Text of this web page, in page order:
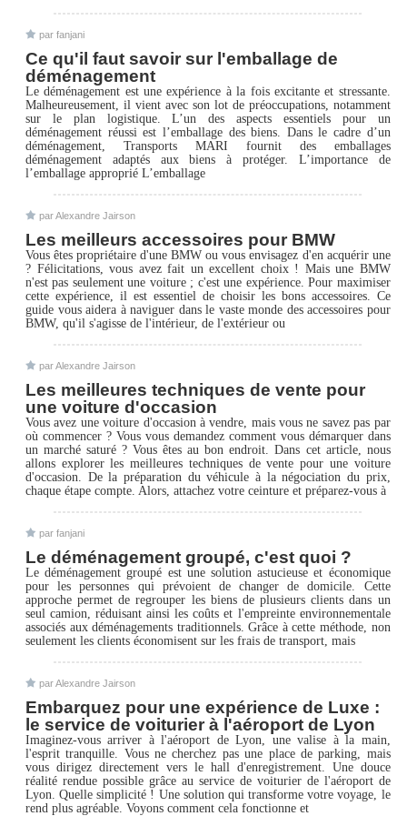
par fanjani
Ce qu'il faut savoir sur l'emballage de
déménagement
Le déménagement est une expérience à la fois excitante et stressante.
Malheureusement, il vient avec son lot de préoccupations, notamment
sur le plan logistique. L’un des aspects essentiels pour un
déménagement réussi est l’emballage des biens. Dans le cadre d’un
déménagement, Transports MARI fournit des emballages
déménagement adaptés aux biens à protéger. L’importance de
l’emballage approprié L’emballage
par Alexandre Jairson
Les meilleurs accessoires pour BMW
Vous êtes propriétaire d'une BMW ou vous envisagez d'en acquérir une
? Félicitations, vous avez fait un excellent choix ! Mais une BMW
n'est pas seulement une voiture ; c'est une expérience. Pour maximiser
cette expérience, il est essentiel de choisir les bons accessoires. Ce
guide vous aidera à naviguer dans le vaste monde des accessoires pour
BMW, qu'il s'agisse de l'intérieur, de l'extérieur ou
par Alexandre Jairson
Les meilleures techniques de vente pour
une voiture d'occasion
Vous avez une voiture d'occasion à vendre, mais vous ne savez pas par
où commencer ? Vous vous demandez comment vous démarquer dans
un marché saturé ? Vous êtes au bon endroit. Dans cet article, nous
allons explorer les meilleures techniques de vente pour une voiture
d'occasion. De la préparation du véhicule à la négociation du prix,
chaque étape compte. Alors, attachez votre ceinture et préparez-vous à
par fanjani
Le déménagement groupé, c'est quoi ?
Le déménagement groupé est une solution astucieuse et économique
pour les personnes qui prévoient de changer de domicile. Cette
approche permet de regrouper les biens de plusieurs clients dans un
seul camion, réduisant ainsi les coûts et l'empreinte environnementale
associés aux déménagements traditionnels. Grâce à cette méthode, non
seulement les clients économisent sur les frais de transport, mais
par Alexandre Jairson
Embarquez pour une expérience de Luxe :
le service de voiturier à l'aéroport de Lyon
Imaginez-vous arriver à l'aéroport de Lyon, une valise à la main,
l'esprit tranquille. Vous ne cherchez pas une place de parking, mais
vous dirigez directement vers le hall d'enregistrement. Une douce
réalité rendue possible grâce au service de voiturier de l'aéroport de
Lyon. Quelle simplicité ! Une solution qui transforme votre voyage, le
rend plus agréable. Voyons comment cela fonctionne et